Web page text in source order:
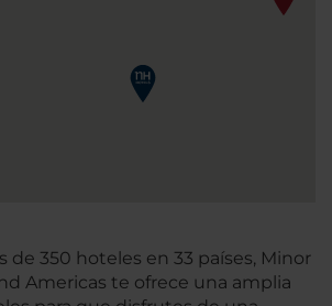
de 350 hoteles en 33 países, Minor
Americas te ofrece una amplia